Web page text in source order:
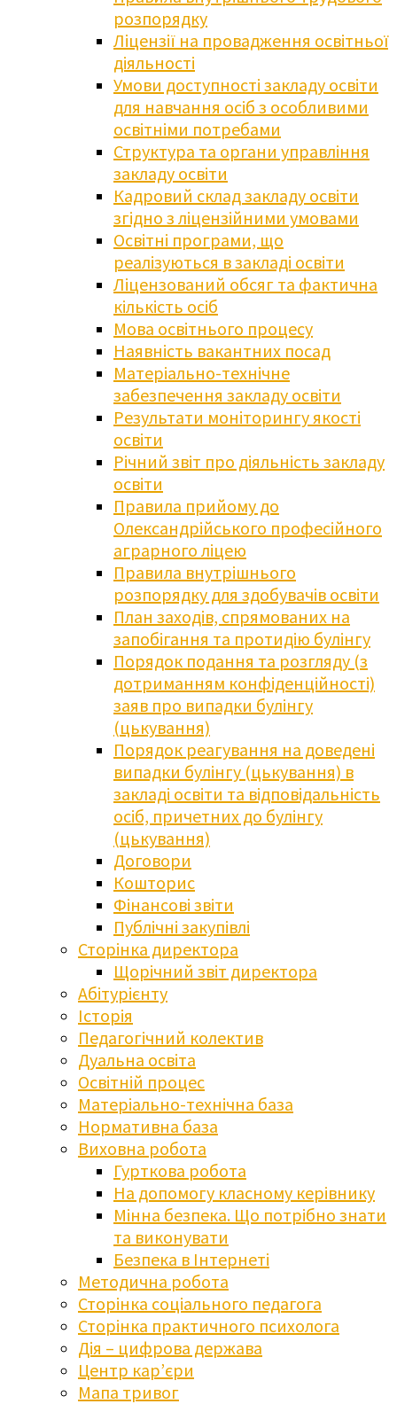
розпорядку
Ліцензії на провадження освітньої
діяльності
Умови доступності закладу освіти
для навчання осіб з особливими
освітніми потребами
Структура та органи управління
закладу освіти
Кадровий склад закладу освіти
згідно з ліцензійними умовами
Освітні програми, що
реалізуються в закладі освіти
Ліцензований обсяг та фактична
кількість осіб
Мова освітнього процесу
Наявність вакантних посад
Матеріально-технічне
забезпечення закладу освіти
Результати моніторингу якості
освіти
Річний звіт про діяльність закладу
освіти
Правила прийому до
Олександрійського професійного
аграрного ліцею
Правила внутрішнього
розпорядку для здобувачів освіти
План заходів, спрямованих на
запобігання та протидію булінгу
Порядок подання та розгляду (з
дотриманням конфіденційності)
заяв про випадки булінгу
(цькування)
Порядок реагування на доведені
випадки булінгу (цькування) в
закладі освіти та відповідальність
осіб, причетних до булінгу
(цькування)
Договори
Кошторис
Фінансові звіти
Публічні закупівлі
Сторінка директора
Щорічний звіт директора
Абітурієнту
Історія
Педагогічний колектив
Дуальна освіта
Освітній процес
Матеріально-технічна база
Нормативна база
Виховна робота
Гурткова робота
На допомогу класному керівнику
Мінна безпека. Що потрібно знати
та виконувати
Безпека в Інтернеті
Методична робота
Сторінка соціального педагога
Сторінка практичного психолога
Дія – цифрова держава
Центр кар’єри
Мапа тривог